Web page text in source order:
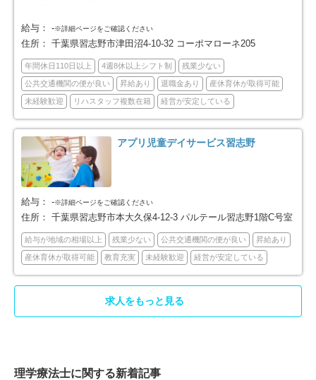
君津市 2 富津市 6
浦安市 46 四街道市 35
袖ケ浦市 11 八街市 17
印西市 23 白井市 16
富里市 12
匝瑳市 4 香取市 16
山武市 15 いすみ市 14
印旛郡酒々井町 4 印旛郡栄町 3
香取郡東庄町 5 大網白里市 15
給与： -※詳細ページをご確認ください
住所： 千葉県習志野市津田沼4-10-32 コーポマローネ205
年間休日110日以上 4週8休以上シフト制 残業少ない
公共交通機関の便が良い 昇給あり 退職金あり 産休育休が取得可能
未経験歓迎 リハスタッフ複数在籍 経営が安定している
アプリ児童デイサービス習志野
給与： -※詳細ページをご確認ください
住所： 千葉県習志野市本大久保4-12-3 パルテール習志野1階C号室
給与が地域の相場以上 残業少ない 公共交通機関の便が良い 昇給あり
産休育休が取得可能 教育充実 未経験歓迎 経営が安定している
求人をもっと見る
理学療法士に関する新着記事